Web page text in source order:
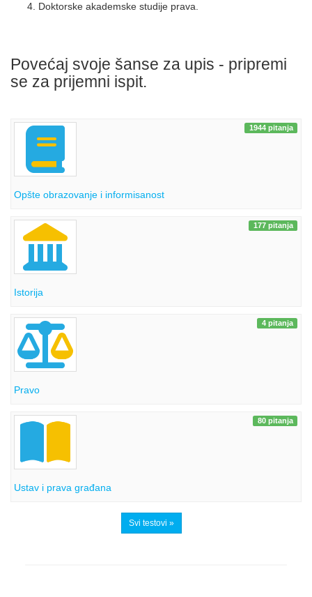
Doktorske akademske studije prava.
Povećaj svoje šanse za upis - pripremi
se za prijemni ispit.
1944 pitanja
Opšte obrazovanje i informisanost
177 pitanja
Istorija
4 pitanja
Pravo
80 pitanja
Ustav i prava građana
Svi testovi »